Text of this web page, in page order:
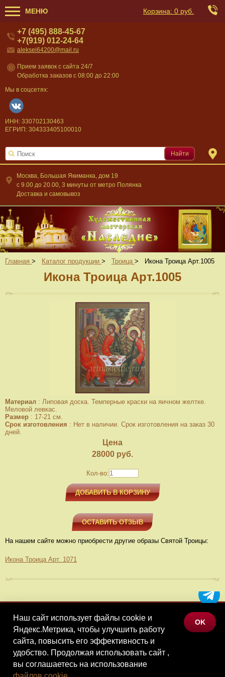
МЕНЮ Корзина: 0 руб.
Москва, Большая Якиманка, дом 19
c 9.00 до 20.00, 3 минуты от метро Полянка
Доставка и самовывоз
+7 (495) 888-45-67
+7(919) 012-24-64
aleksei64200@mail.ru
Прием заявок с сайта 24/7
Обработка заказов с 08:00 до 22:00
Мы в соцсетях:
ИНН: 330702130463
ЕГРИП: 304333405100010
Найти
Главная > Каталог продукции > Троица > Икона Троица Арт.1005
Икона Троица Арт.1005
Материал : Липовая доска. Темперные краски на яичном желтке.
Меловой левкас.
Размер : 17-21 см.
Срок изготовления : Нет в наличии. Срок изготовления на заказ 30
дней.
Цена
28000 руб.
Кол-во:
ДОБАВИТЬ В КОРЗИНУ
ОСТАВИТЬ ОТЗЫВ
На нашем сайте можно приобрести другие образы Святой Троицы:
Икона Троица Арт. 1071
МЕНЮ
КАТАЛОГ ТОВАРОВ
КОНТАКТЫ
Наш сайт использует файлы cookie и
Яндекс.Метрика, чтобы улучшить работу
сайта, повысить его эффективность и
удобство. Продолжая использовать сайт ,
вы соглашаетесь на использование
OK